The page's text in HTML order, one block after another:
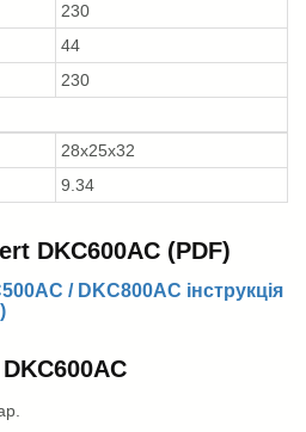
230
44
230
28x25x32
9.34
DKC600AC (PDF)
/ DKC800AC інструкція